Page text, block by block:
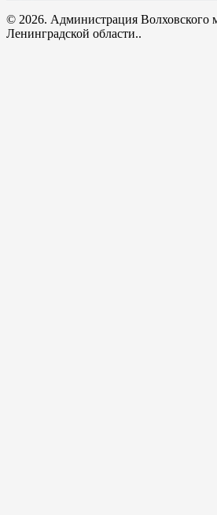
© 2026. Администрация Волховского
Ленинградской области..